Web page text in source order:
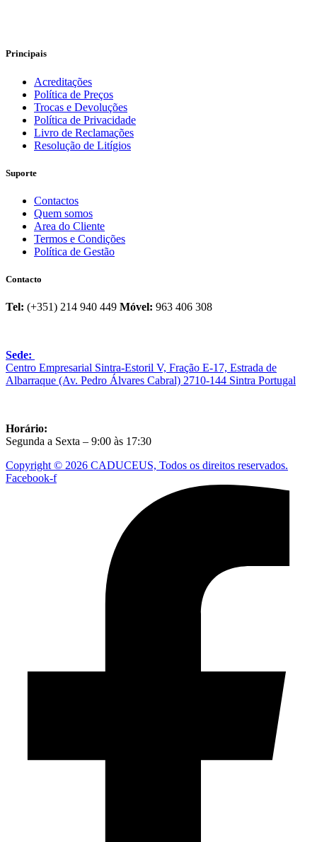
Principais
Acreditações
Política de Preços
Trocas e Devoluções
Política de Privacidade
Livro de Reclamações
Resolução de Litígios
Suporte
Contactos
Quem somos
Area do Cliente
Termos e Condições
Política de Gestão
Contacto
Tel: (+351) 214 940 449 Móvel: 963 406 308
Sede:
Centro Empresarial Sintra-Estoril V, Fração E-17, Estrada de
Albarraque (Av. Pedro Álvares Cabral) 2710-144 Sintra Portugal
Horário:
Segunda a Sexta – 9:00 às 17:30
Copyright © 2026 CADUCEUS, Todos os direitos reservados.
Facebook-f